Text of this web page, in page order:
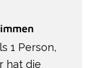
1 Person,
hat die